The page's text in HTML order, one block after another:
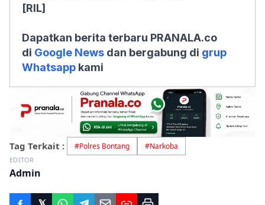
[RIL]
Dapatkan berita terbaru PRANALA.co
di Google News dan bergabung di grup
Whatsapp kami
Tag Terkait : #Polres Bontang #Narkoba
EDITOR
Admin